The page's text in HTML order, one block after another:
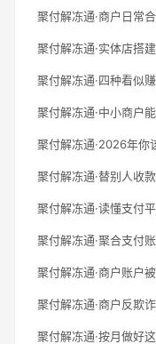
聚付解冻通·商户日常
聚付解冻通·实体店搭
聚付解冻通·四种看似
聚付解冻通·中小商户
聚付解冻通·2026年你
聚付解冻通·替别人收
聚付解冻通·读懂支付
聚付解冻通·聚合支付
聚付解冻通·商户账户
聚付解冻通·商户反欺
聚付解冻通·按月做好